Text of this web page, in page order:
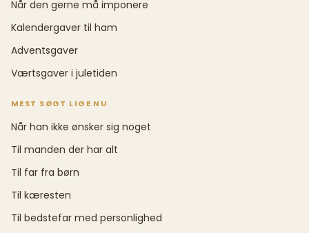
Når den gerne må imponere
Kalendergaver til ham
Adventsgaver
Værtsgaver i juletiden
MEST SØGT LIGE NU
Når han ikke ønsker sig noget
Til manden der har alt
Til far fra børn
Til kæresten
Til bedstefar med personlighed